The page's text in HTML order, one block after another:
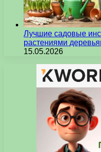
Лучшие садовые
растениями
15.05.2026